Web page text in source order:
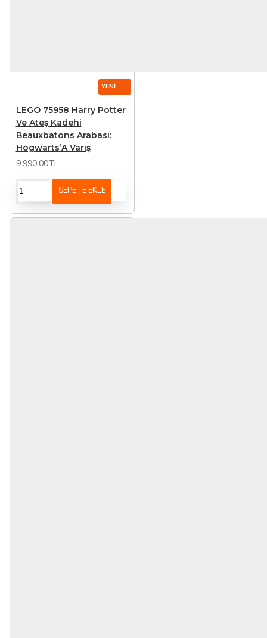
YENI
LEGO 75958 Harry Potter
Ve Ateş Kadehi
Beauxbatons Arabası:
Hogwarts’A Varış
9.990,00TL
SEPETE EKLE